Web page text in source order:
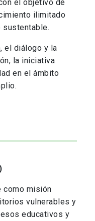
el objetivo de
ilimitado
sustentable.
el diálogo y la
la iniciativa
en el ámbito
como misión
vulnerables y
educativos y